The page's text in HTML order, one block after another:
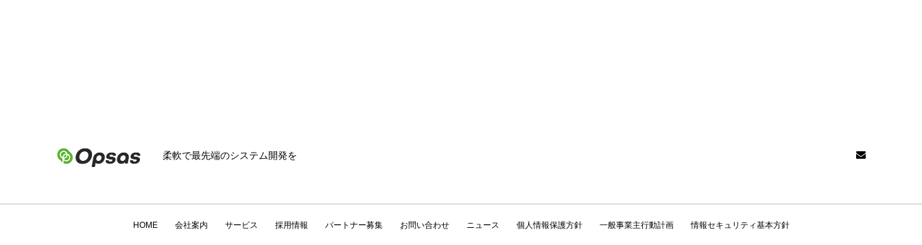
柔軟で最先端のシステム開発を
HOME 会社案内 サービス 採用情報 パートナー募集 お問い合わせ ニュース 個人情報保護方針 一般事業主行動計画 情報セキュリティ基本方針